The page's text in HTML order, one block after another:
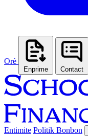
Orè
Enprime Contact
Entimite Politik Bonbon